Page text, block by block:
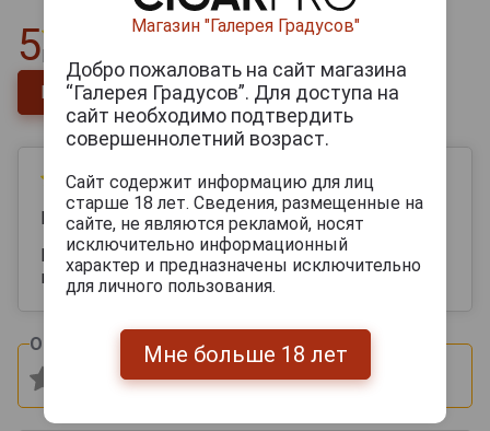
5 1
Напишите отзыв
03 мая 2025
Валерия
Красивая подарочная упаковка . хороший
приятный вкус
Оцените и напишите отзыв:
Магазин "Галерея Градусов"
Добро пожаловать на сайт магазина
“Галерея Градусов”. Для доступа на
сайт необходимо подтвердить
совершеннолетний возраст.
Сайт содержит информацию для лиц
старше 18 лет. Сведения, размещенные на
сайте, не являются рекламой, носят
исключительно информационный
характер и предназначены исключительно
для личного пользования.
Мне больше 18 лет